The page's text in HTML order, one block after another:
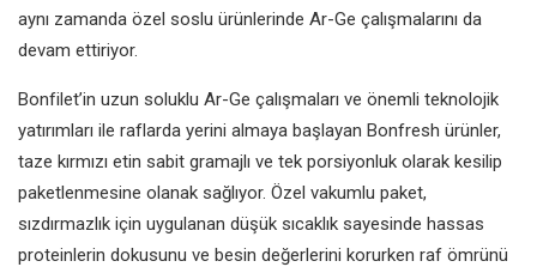
aynı zamanda özel soslu ürünlerinde Ar-Ge çalışmalarını da
devam ettiriyor.
Bonfilet’in uzun soluklu Ar-Ge çalışmaları ve önemli teknolojik
yatırımları ile raflarda yerini almaya başlayan Bonfresh ürünler,
taze kırmızı etin sabit gramajlı ve tek porsiyonluk olarak kesilip
paketlenmesine olanak sağlıyor. Özel vakumlu paket,
sızdırmazlık için uygulanan düşük sıcaklık sayesinde hassas
proteinlerin dokusunu ve besin değerlerini korurken raf ömrünü